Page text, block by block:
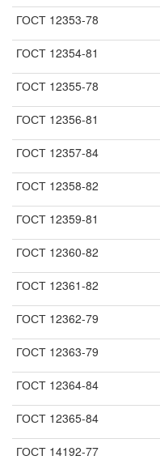
ГОСТ 12353-78
ГОСТ 12354-81
ГОСТ 12355-78
ГОСТ 12356-81
ГОСТ 12357-84
ГОСТ 12358-82
ГОСТ 12359-81
ГОСТ 12360-82
ГОСТ 12361-82
ГОСТ 12362-79
ГОСТ 12363-79
ГОСТ 12364-84
ГОСТ 12365-84
ГОСТ 14192-77